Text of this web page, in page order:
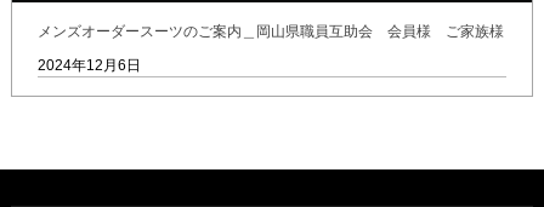
メンズオーダースーツのご案内＿岡山県職員互助会 会員様 ご家族様
2024年12月6日